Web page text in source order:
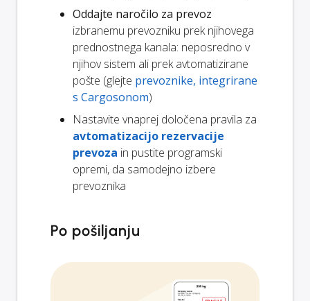
Oddajte naročilo za prevoz
izbranemu prevozniku prek njihovega
prednostnega kanala: neposredno v
njihov sistem ali prek avtomatizirane
pošte (glejte prevoznike, integrirane
s Cargosonom)
Nastavite vnaprej določena pravila za
avtomatizacijo rezervacije
prevoza in pustite programski
opremi, da samodejno izbere
prevoznika
Po pošiljanju